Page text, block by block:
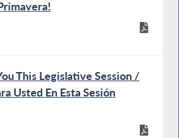
This Legislative Session /
Usted En Esta Sesión